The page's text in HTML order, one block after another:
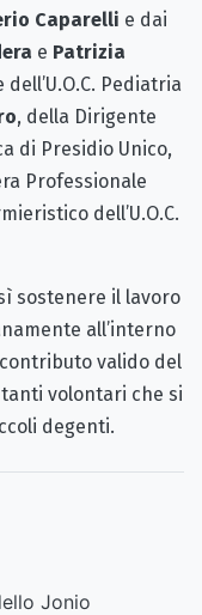
Caparelli e dai
e Patrizia
Pediatria
, della Dirigente
di Presidio Unico,
Professionale
dell’U.O.C.
sostenere il lavoro
all’interno
valido del
volontari che si
degenti.
Jonio